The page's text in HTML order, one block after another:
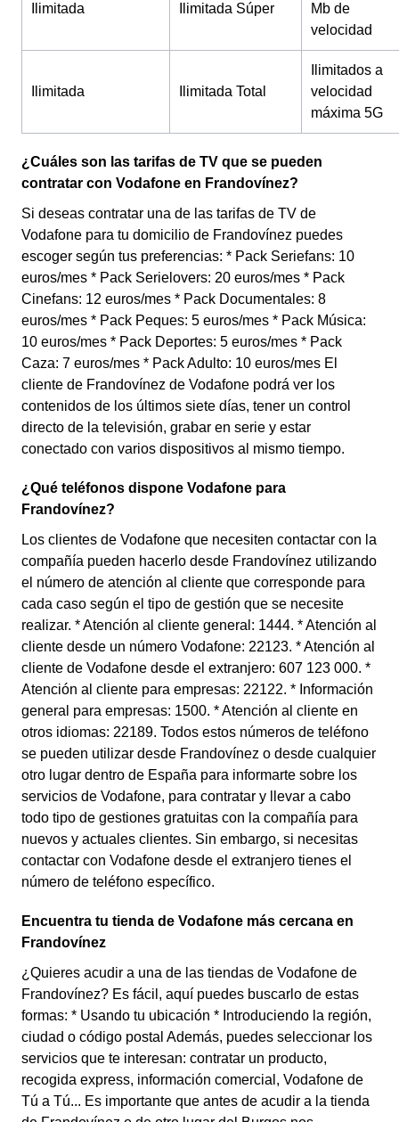
Ilimitada Ilimitada Súper
Mb de
velocidad
Ilimitada Ilimitada Total
Ilimitados a
velocidad
máxima 5G
¿Cuáles son las tarifas de TV que se pueden
contratar con Vodafone en Frandovínez?
Si deseas contratar una de las tarifas de TV de
Vodafone para tu domicilio de Frandovínez puedes
escoger según tus preferencias: * Pack Seriefans: 10
euros/mes * Pack Serielovers: 20 euros/mes * Pack
Cinefans: 12 euros/mes * Pack Documentales: 8
euros/mes * Pack Peques: 5 euros/mes * Pack Música:
10 euros/mes * Pack Deportes: 5 euros/mes * Pack
Caza: 7 euros/mes * Pack Adulto: 10 euros/mes El
cliente de Frandovínez de Vodafone podrá ver los
contenidos de los últimos siete días, tener un control
directo de la televisión, grabar en serie y estar
conectado con varios dispositivos al mismo tiempo.
¿Qué teléfonos dispone Vodafone para
Frandovínez?
Los clientes de Vodafone que necesiten contactar con la
compañía pueden hacerlo desde Frandovínez utilizando
el número de atención al cliente que corresponde para
cada caso según el tipo de gestión que se necesite
realizar. * Atención al cliente general: 1444. * Atención al
cliente desde un número Vodafone: 22123. * Atención al
cliente de Vodafone desde el extranjero: 607 123 000. *
Atención al cliente para empresas: 22122. * Información
general para empresas: 1500. * Atención al cliente en
otros idiomas: 22189. Todos estos números de teléfono
se pueden utilizar desde Frandovínez o desde cualquier
otro lugar dentro de España para informarte sobre los
servicios de Vodafone, para contratar y llevar a cabo
todo tipo de gestiones gratuitas con la compañía para
nuevos y actuales clientes. Sin embargo, si necesitas
contactar con Vodafone desde el extranjero tienes el
número de teléfono específico.
Encuentra tu tienda de Vodafone más cercana en
Frandovínez
¿Quieres acudir a una de las tiendas de Vodafone de
Frandovínez? Es fácil, aquí puedes buscarlo de estas
formas: * Usando tu ubicación * Introduciendo la región,
ciudad o código postal Además, puedes seleccionar los
servicios que te interesan: contratar un producto,
recogida express, información comercial, Vodafone de
Tú a Tú... Es importante que antes de acudir a la tienda